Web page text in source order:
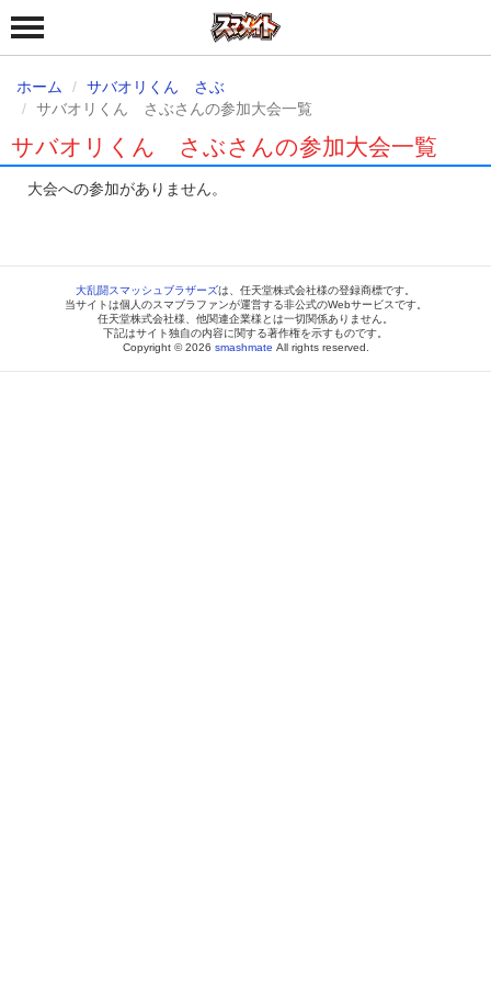
ホーム
サバオリくん さぶ
サバオリくん さぶさんの参加大会一覧
サバオリくん さぶさんの参加大会一覧
大会への参加がありません。
大乱闘スマッシュブラザーズは、任天堂株式会社様の登録商標です。
当サイトは個人のスマブラファンが運営する非公式のWebサービスです。
任天堂株式会社様、他関連企業様とは一切関係ありません。
下記はサイト独自の内容に関する著作権を示すものです。
Copyright © 2026 smashmate All rights reserved.